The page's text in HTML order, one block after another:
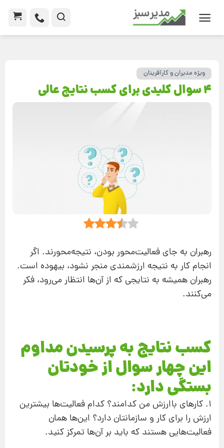
ویژه مدیران و کارآفرینان
4 سوال کلیدی برای کسب نتایج عالی
رهبران به جای فعالیت‌محور بودن، نتیجه‌محورند. اگر
انجام کار به نتیجه ارزشمندی منجر نشود، بیهوده است.
رهبران همیشه به نتایجی که از آن‌ها انتظار می‌رود،‌ فکر
می‌کنند.
کسب نتایج به پرسیدن مداوم
این چهار سوال از خودتان
بستگی دارد:
1. کارهای باارزش من کدامند؟ کدام فعالیت‌ها بیشترین
ارزش را برای کار و سازمانتان دارد؟ این‌ها همان
فعالیت‌هایی هستند که باید بر آن‌ها تمرکز کنید.